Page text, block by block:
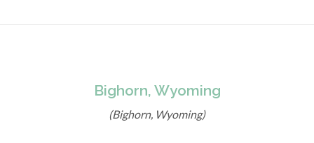
Bighorn, Wyoming
(Bighorn, Wyoming)